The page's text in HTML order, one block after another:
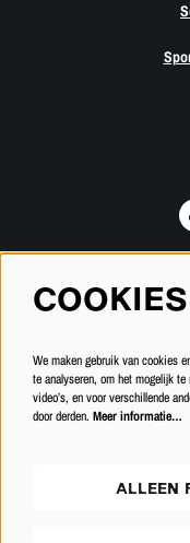
Meld
COOKIES
We maken gebruik van cookies
te analyseren, om het mogelijk
video’s, en voor verschillende
door derden. Meer informatie…
ALLEEN